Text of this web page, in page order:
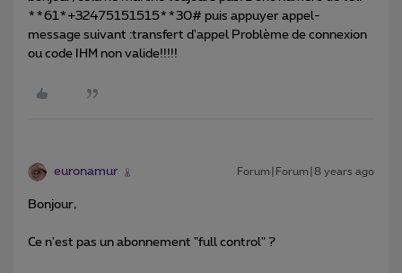
**61*+32475151515**30# puis appuyer appel-
message suivant :transfert d'appel Problème de connexion
ou code IHM non valide!!!!!
euronamur Forum|Forum|8 years ago
Bonjour,
Ce n'est pas un abonnement "full control" ?